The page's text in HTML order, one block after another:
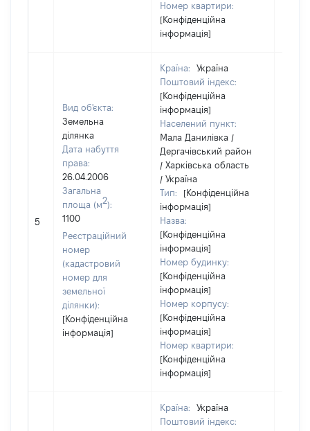
Номер квартири:
[Конфіденційна
інформація]
5
Вид об'єкта:
Земельна
ділянка
Дата набуття
права:
26.04.2006
Загальна
площа (м2):
1100
Реєстраційний
номер
(кадастровий
номер для
земельної
ділянки):
[Конфіденційна
інформація]
Країна:
Україна
Поштовий індекс:
[Конфіденційна
інформація]
Населений пункт:
Мала Данилівка /
Дергачівський район
/ Харківська область
/ Україна
Тип:
[Конфіденційна
інформація]
Назва:
[Конфіденційна
інформація]
Номер будинку:
[Конфіденційна
інформація]
Номер корпусу:
[Конфіденційна
інформація]
Номер квартири:
[Конфіденційна
інформація]
Країна:
Україна
Поштовий індекс: